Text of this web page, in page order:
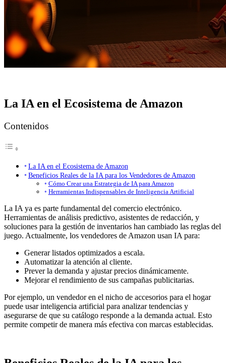
La IA en el Ecosistema de Amazon
Contenidos
La IA en el Ecosistema de Amazon
Beneficios Reales de la IA para los Vendedores de Amazon
Cómo Crear una Estrategia de IA para Amazon
Herramientas Indispensables de Inteligencia Artificial
La IA ya es parte fundamental del comercio electrónico.
Herramientas de análisis predictivo, asistentes de redacción, y
soluciones para la gestión de inventarios han cambiado las reglas del
juego. Actualmente, los vendedores de Amazon usan IA para:
Generar listados optimizados a escala.
Automatizar la atención al cliente.
Prever la demanda y ajustar precios dinámicamente.
Mejorar el rendimiento de sus campañas publicitarias.
Por ejemplo, un vendedor en el nicho de accesorios para el hogar
puede usar inteligencia artificial para analizar tendencias y
asegurarse de que su catálogo responde a la demanda actual. Esto
permite competir de manera más efectiva con marcas establecidas.